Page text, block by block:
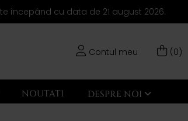
începând cu data de 21 august 2026.
Contul meu (0)
NOUTATI DESPRE NOI